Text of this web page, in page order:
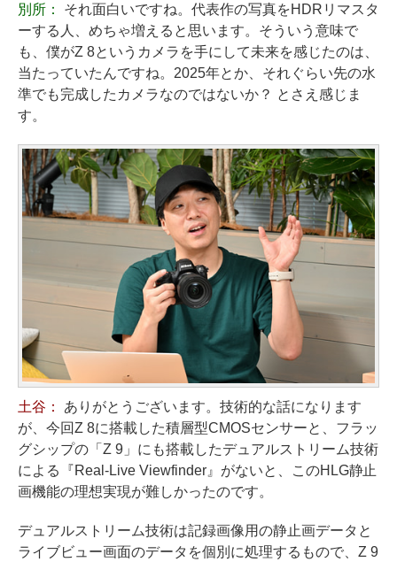
別所： それ面白いですね。代表作の写真をHDRリマスタ
ーする人、めちゃ増えると思います。そういう意味で
も、僕がZ 8というカメラを手にして未来を感じたのは、
当たっていたんですね。2025年とか、それぐらい先の水
準でも完成したカメラなのではないか？ とさえ感じま
す。
土谷： ありがとうございます。技術的な話になります
が、今回Z 8に搭載した積層型CMOSセンサーと、フラッ
グシップの「Z 9」にも搭載したデュアルストリーム技術
による『Real-Live Viewfinder』がないと、このHLG静止
画機能の理想実現が難しかったのです。
デュアルストリーム技術は記録画像用の静止画データと
ライブビュー画面のデータを個別に処理するもので、Z 9